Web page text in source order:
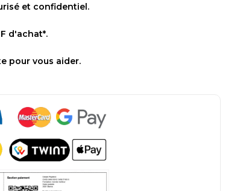
et confidentiel.
d'achat*.
pour vous aider.